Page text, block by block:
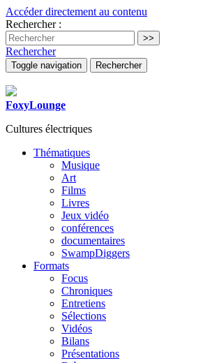
Accéder directement au contenu
Rechercher :
Rechercher
Toggle navigation Rechercher
FoxyLounge
Cultures électriques
Thématiques
Musique
Art
Films
Livres
Jeux vidéo
conférences
documentaires
SwampDiggers
Formats
Focus
Chroniques
Entretiens
Sélections
Vidéos
Bilans
Présentations